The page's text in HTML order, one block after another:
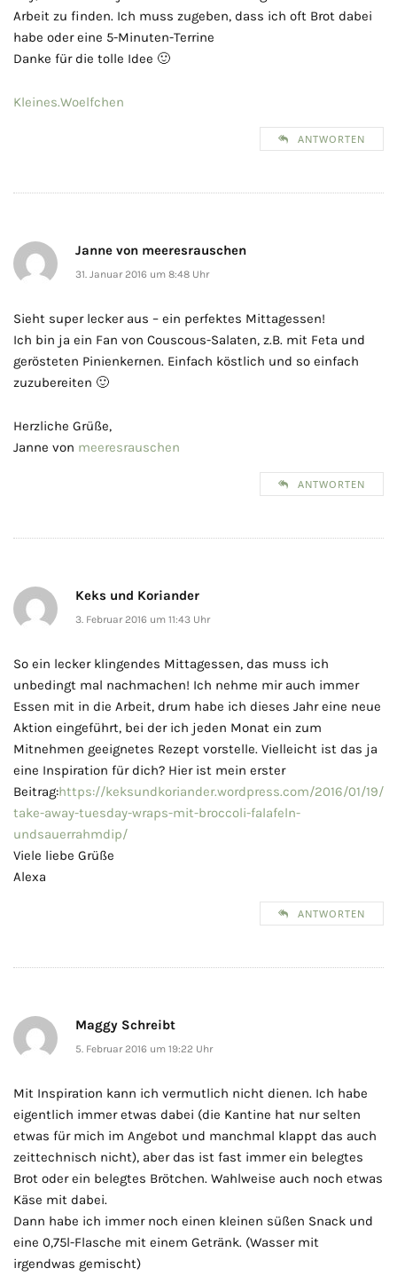
Arbeit zu finden. Ich muss zugeben, dass ich oft Brot dabei
habe oder eine 5-Minuten-Terrine
Danke für die tolle Idee 🙂
Kleines.Woelfchen
ANTWORTEN
Janne von meeresrauschen
31. Januar 2016 um 8:48 Uhr
Sieht super lecker aus – ein perfektes Mittagessen!
Ich bin ja ein Fan von Couscous-Salaten, z.B. mit Feta und
gerösteten Pinienkernen. Einfach köstlich und so einfach
zuzubereiten 🙂
Herzliche Grüße,
Janne von meeresrauschen
ANTWORTEN
Keks und Koriander
3. Februar 2016 um 11:43 Uhr
So ein lecker klingendes Mittagessen, das muss ich
unbedingt mal nachmachen! Ich nehme mir auch immer
Essen mit in die Arbeit, drum habe ich dieses Jahr eine neue
Aktion eingeführt, bei der ich jeden Monat ein zum
Mitnehmen geeignetes Rezept vorstelle. Vielleicht ist das ja
eine Inspiration für dich? Hier ist mein erster
Beitrag:https://keksundkoriander.wordpress.com/2016/01/19/
take-away-tuesday-wraps-mit-broccoli-falafeln-
undsauerrahmdip/
Viele liebe Grüße
Alexa
ANTWORTEN
Maggy Schreibt
5. Februar 2016 um 19:22 Uhr
Mit Inspiration kann ich vermutlich nicht dienen. Ich habe
eigentlich immer etwas dabei (die Kantine hat nur selten
etwas für mich im Angebot und manchmal klappt das auch
zeittechnisch nicht), aber das ist fast immer ein belegtes
Brot oder ein belegtes Brötchen. Wahlweise auch noch etwas
Käse mit dabei.
Dann habe ich immer noch einen kleinen süßen Snack und
eine 0,75l-Flasche mit einem Getränk. (Wasser mit
irgendwas gemischt)